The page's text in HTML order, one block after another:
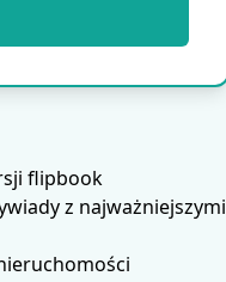
flipbook
z najważniejszymi